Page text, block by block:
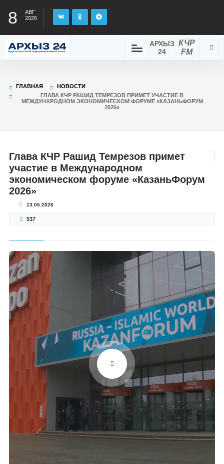
8
АВГ
2026
КЧР
FM
АРХЫЗ
24
ГЛАВНАЯ
НОВОСТИ
ГЛАВА КЧР РАШИД ТЕМРЕЗОВ ПРИМЕТ УЧАСТИЕ В
МЕЖДУНАРОДНОМ ЭКОНОМИЧЕСКОМ ФОРУМЕ «КАЗАНЬФОРУМ
2026»
Глава КЧР Рашид Темрезов примет
участие в Международном
экономическом форуме «КазаньФорум
2026»
13.05.2026
537